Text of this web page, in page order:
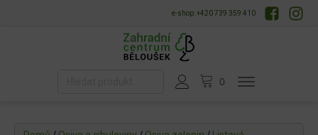
e-shop: +420 739 359 410